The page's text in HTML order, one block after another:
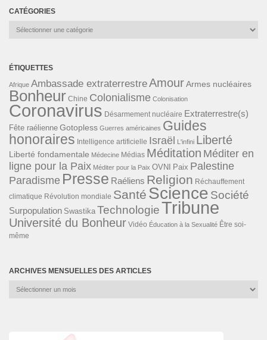
CATÉGORIES
Catégories
ÉTIQUETTES
Afrique Ambassade extraterrestreAmourArmes nucléaires
Bonheur Chine Colonialisme Colonisation
Coronavirus Désarmement nucléaire Extraterrestre(s)
Fête raélienne Gotopless Guerres américaines Guides
honoraires Intelligence artificielle Israël L'infini Liberté
Liberté fondamentale Médecine Médias Méditation Méditer en
ligne pour la Paix Méditer pour la Paix OVNI Paix Palestine
Paradisme Presse Raéliens Religion Réchauffement
climatique Révolution mondiale Santé Science Société
Surpopulation Swastika TechnologieTribune
Université du Bonheur Vidéo Éducation à la Sexualité Être soi-
même
ARCHIVES MENSUELLES DES ARTICLES
Archives